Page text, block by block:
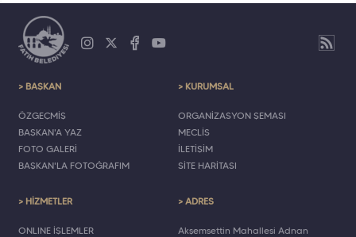
> BAŞKAN
ÖZGEÇMİŞ
BAŞKAN'A YAZ
FOTO GALERİ
BAŞKAN'LA FOTOĞRAFIM
> KURUMSAL
ORGANİZASYON ŞEMASI
MECLİS
İLETİŞİM
SİTE HARİTASI
> HİZMETLER
ONLINE İŞLEMLER
> ADRES
Akşemsettin Mahallesi Adnan